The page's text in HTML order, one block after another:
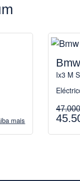
mais
Ix3 M